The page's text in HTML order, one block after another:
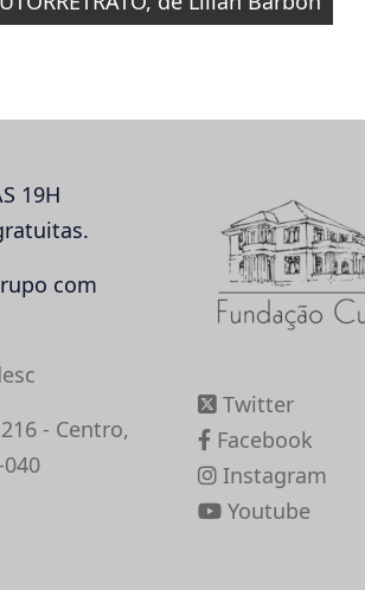
19H
com
- Centro,
Twitter
Facebook
Instagram
Youtube